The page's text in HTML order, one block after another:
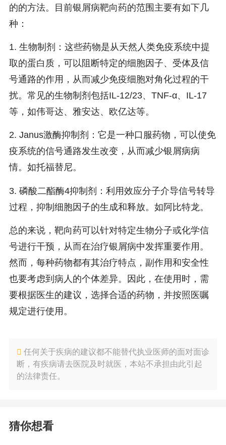
的的方法。目前银屑病靶向药的范围主要有如下几
种：
1. 生物制剂：这些药物是从天然人类免疫系统中提
取的蛋白质，可以阻断特定的细胞因子、受体及信
号通路的作用，从而减少免疫细胞对角化过程的干
扰。常见的生物制剂包括IL-12/23、TNF-α、IL-17
等，如伟哥达、雅安达、欧亿达等。
2. Janus激酶抑制剂：它是一种口服药物，可以使免
疫系统的信号通路发生改变，从而减少银屑病病
情。如托福替尼。
3. 磷酸二酯酶4抑制剂：利用效应分子介导信号转导
过程，抑制细胞因子的生成和释放。如阿比特龙。
总的来说，靶向药可以针对特定生物分子或化学信
号进行干预，从而在治疗银屑病中发挥重要作用。
然而，每种药物都有其治疗特点，副作用和安全性
也要考虑到病人的个体差异。因此，在使用时，需
要根据医生的建议，选择合适的药物，并按照医嘱
规定进行使用。
任何关于疾病的建议都不能替代执业医师的面对面诊
断，有疾病请去医院及时就医，本站不承担由此引起
的法律责任。
猜你想看